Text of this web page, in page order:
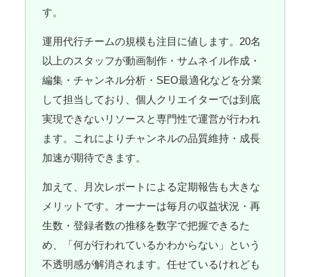
す。
運用代行チームの規模も注目に値します。20名
以上のスタッフが動画制作・サムネイル作成・
編集・チャンネル分析・SEO最適化などを分業
して担当しており、個人クリエイターでは到底
実現できないリソースと専門性で運営が行われ
ます。これによりチャンネルの品質維持・成長
加速が期待できます。
加えて、月次レポートによる定期報告も大きな
メリットです。オーナーは毎月の収益状況・再
生数・登録者数の推移を数字で把握できるた
め、「何が行われているかわからない」という
不透明感が解消されます。任せているけれども